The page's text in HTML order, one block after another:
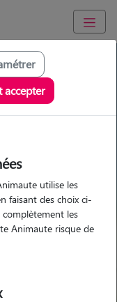
: Garde chien et
et promenades
à
en-
accepter
utilise les
faisant des choix ci-
complètement les
Animaute risque de